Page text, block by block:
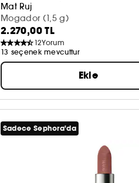
Mat Ruj
Mogador (1,5 g)
2.270,00 TL
12Yorum
13 seçenek mevcuttur
Ekle
Sadece Sephora'da